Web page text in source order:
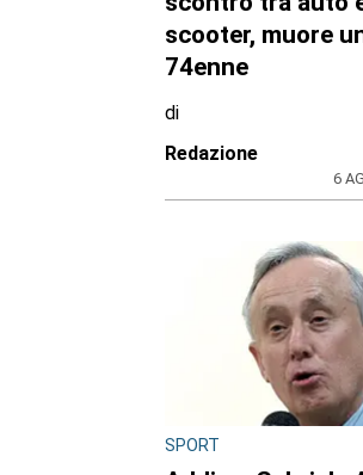
scontro tra auto
scooter, muore
74enne
di
Redazione